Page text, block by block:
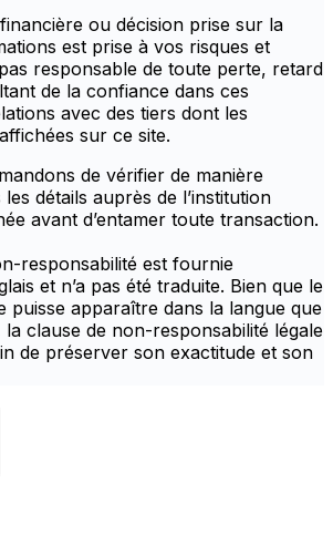
ou décision prise sur la
est prise à vos risques et
responsable de toute perte, retard
de la confiance dans ces
avec des tiers dont les
sur ce site.
de vérifier de manière
détails auprès de l’institution
avant d’entamer toute transaction.
responsabilité est fournie
et n’a pas été traduite. Bien que le
puisse apparaître dans la langue que
clause de non-responsabilité légale
de préserver son exactitude et son